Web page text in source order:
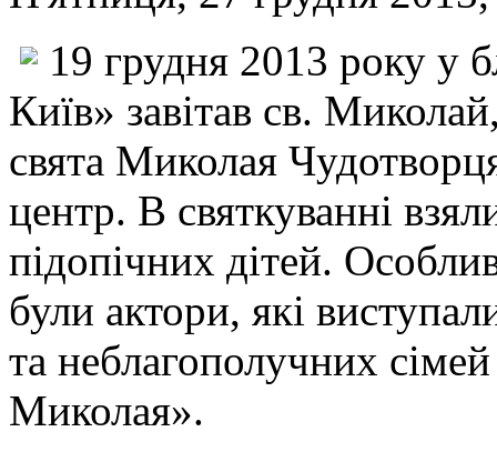
19 грудня 2013 року у
Київ» завітав св.
свята Миколая
центр. В святкуванні
підопічних дітей.
були актори, які
та неблагополучних
Миколая».